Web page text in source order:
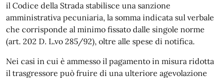
il Codice della Strada stabilisce una sanzione
amministrativa pecuniaria, la somma indicata sul verbale
che corrisponde al minimo fissato dalle singole norme
(art. 202 D. L.vo 285/92), oltre alle spese di notifica.
Nei casi in cui è ammesso il​ ​pagamento​ ​in misura ridotta
il trasgressore può fruire di una ulteriore agevolazione